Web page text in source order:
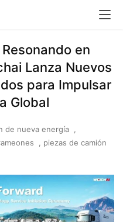
en
Lanza Nuevos
para Impulsar
Global
de nueva energía
,
, piezas de camión